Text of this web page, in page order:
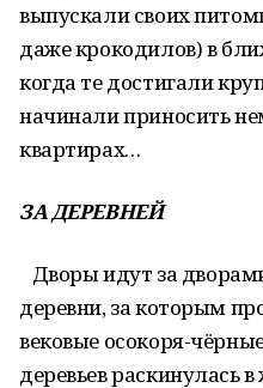
выпускали своих
даже крокодилов) в
когда те достигали
начинали приносить
квартирах…
ЗА ДЕРЕВНЕЙ
Дворы идут за
деревни, за которым
вековые осокоря-
деревьев раскинулась